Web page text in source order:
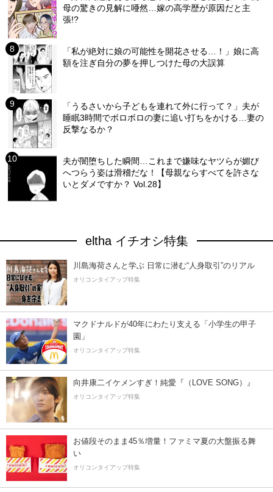
母の驚きの見解に唖然…嫁の高学歴が原因だと主
張!?
「私が絶対に娘の可能性を開花させる…！」娘に高
額を注ぎ自分の夢を押しつけた母の大誤算
「うるさいから子どもを連れて外に行って？」夫が
睡眠3時間でボロボロの妻に追い打ちをかける…妻の
反撃なるか？
夫が闇堕ちした瞬間…これまで嫌味なヤツらが媚び
へつらう姿は滑稽だな！【母親ならすべてを許さな
いとダメですか？ Vol.28】
eltha イチオシ特集
川島海荷さんと学ぶ 日常に潜む“人身取引”のリアル
オリコンタイアップ特集
マクドナルドが40年にわたり支える「小学生の甲子
園」
オリコンタイアップ特集
向井康二イケメンすぎ！純愛『（LOVE SONG）』
オリコンタイアップ特集
お値段そのまま45％増量！ファミマ夏の大盤振る舞
い
オリコンタイアップ特集